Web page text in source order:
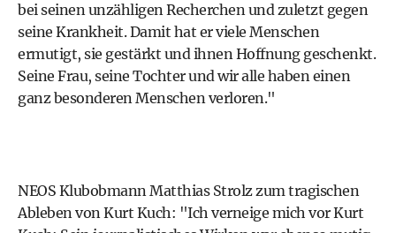
bei seinen unzähligen Recherchen und zuletzt gegen
seine Krankheit. Damit hat er viele Menschen
ermutigt, sie gestärkt und ihnen Hoffnung geschenkt.
Seine Frau, seine Tochter und wir alle haben einen
ganz besonderen Menschen verloren."
NEOS Klubobmann Matthias Strolz zum tragischen
Ableben von Kurt Kuch: "Ich verneige mich vor Kurt